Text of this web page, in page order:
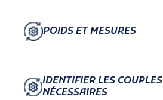
POIDS ET MESURES
IDENTIFIER LES COUPLES
NÉCESSAIRES